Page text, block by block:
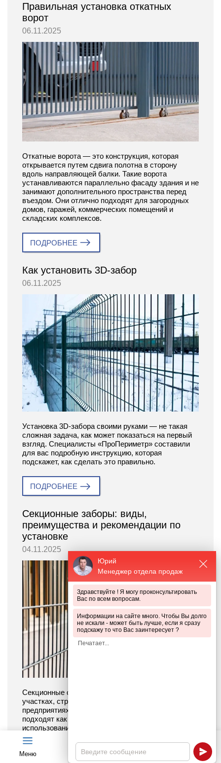
Меню Каталог Калькулятор Чат
Правильная установка откатных
ворот
06.11.2025
Откатные ворота — это конструкция, которая
открывается путем сдвига полотна в сторону
вдоль направляющей балки. Такие ворота
устанавливаются параллельно фасаду здания и не
занимают дополнительного пространства перед
въездом. Они отлично подходят для загородных
домов, гаражей, коммерческих помещений и
складских комплексов.
ПОДРОБНЕЕ
Как установить 3D-забор
06.11.2025
Установка 3D-забора своими руками — не такая
сложная задача, как может показаться на первый
взгляд. Специалисты «ПроПериметр» составили
для вас подробную инструкцию, которая
подскажет, как сделать это правильно.
ПОДРОБНЕЕ
Секционные заборы: виды,
преимущества и рекомендации по
установке
04.11.2025
Секционные ограждения популярны на дачных
участках, стройплощадках, небольших
предприятиях и в коттеджных поселках. Они
подходят как для временного, так и постоянного
использования, легко устанавливаются и помогают
защитить территорию от посторонних.
Юрий
Менеджер отдела продаж
Здравствуйте ! Я могу проконсультировать
Вас по всем вопросам.
Информации на сайте много. Чтобы Вы долго
не искали - может быть лучше, если я сразу
подскажу то что Вас заинтересует ?